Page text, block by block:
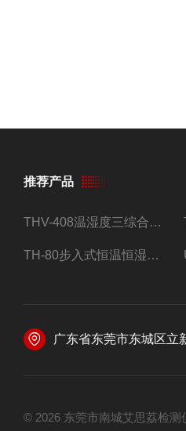
推荐产品
THV-408温湿度三综合试验箱
TH-80步入式恒温恒湿试验房
广东省东莞市东城区立
© 2026 东莞市南城艾思荔检